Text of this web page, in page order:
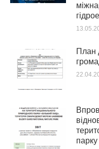
План